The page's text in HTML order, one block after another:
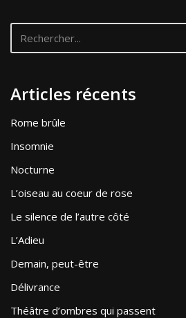
Articles récents
Rome brûle
Insomnie
Nocturne
L’oiseau au coeur de rose
Le silence de l’autre côté
L’Adieu
Demain, peut-être
Délivrance
Théâtre d’ombres qui passent